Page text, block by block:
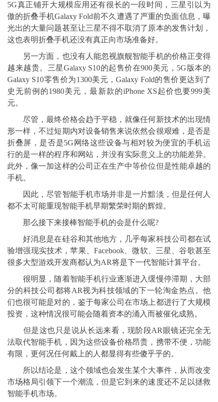
5G真正铺开大规模应用还有很长的一段时间，三星引以为
傲的折叠手机Galaxy Fold前不久遭遇了严重的负面信息，曝
光出的大量问题甚至让三星不得不取消了原本的发售计划，
这也表明折叠手机还没有真正向市场准备好。
另一方面，也没有人能忽视旗舰智能手机的价格正变得
越来越贵。三星Galaxy S10的起售价在900美元，5G版本的
Galaxy S10零售价为1300美元，Galaxy Fold的售价更达到了
史无前例的1980美元，最新款的iPhone XS起价也要999美
元。
尽管，最终价格会趋于平稳，就像任何新技术的出现情
形一样，不过短期内对设备销售来说依然会很艰难，是否是
折叠屏，是否是5G网络这些设备与相对较为便宜的手机运
行的是一样的程序和网站，并没有实际意义上的功能差异。
此外，像一加这样的公司正在生产中等价位但是性能卓越的
手机。
因此，尽管智能手机市场并非是一片黯淡，但是任何人
都不太可能重现智能手机早期繁荣时期的辉煌。
那么接下来接棒智能手机的会是什么呢?
好消息是在硅谷和其他地方，几乎每家科技公司都在试
验增强现实技术，苹果、Facebook、微软、三星、谷歌甚至
很多大型游戏开发商都认为AR将是下一代智能计算平台。
很明显，随着智能手机行业逐渐进入缓慢停滞期，大部
分的科技公司都将AR视为科技领域的下一轮淘金热点。他
们也很可能是对的，鉴于每家公司在市场上都进行了大规模
投资，这种情况很可能会随着资本的涌入而被催化成熟。
但是这也只是说从长远来看，现阶段AR眼镜还完全无
法取代智能手机，因为这些设备价格昂贵，携带不便，功能
有限，更何况任何戴上的人都显得有些傻乎乎的。
所以结论是，这个领域也会发生某个大事件，从而改变
市场格局引领下一个潮流，但是它到来的速度还不足以拯救
智能手机市场。